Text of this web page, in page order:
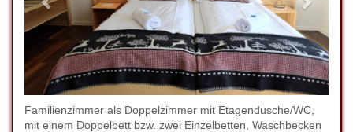
Familienzimmer als Doppelzimmer mit Etagendusche/WC,
mit einem Doppelbett bzw. zwei Einzelbetten, Waschbecken